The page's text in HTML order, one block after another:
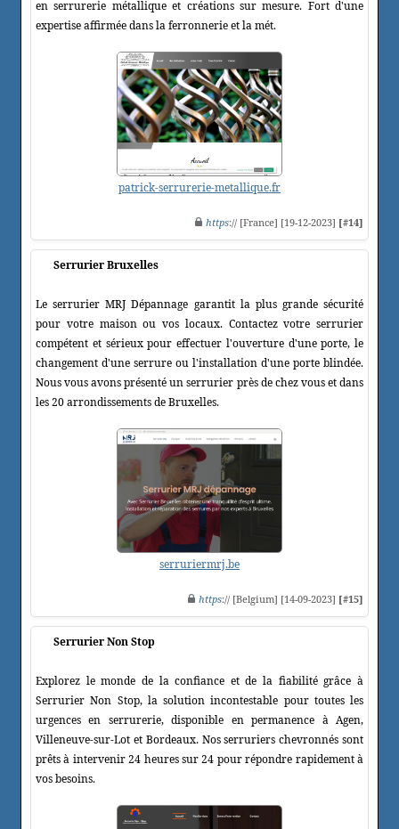
en serrurerie métallique et créations sur mesure. Fort d'une
expertise affirmée dans la ferronnerie et la mét.
patrick-serrurerie-metallique.fr
https:// [France] [19-12-2023] [#14]
Serrurier Bruxelles
Le serrurier MRJ Dépannage garantit la plus grande sécurité
pour votre maison ou vos locaux. Contactez votre serrurier
compétent et sérieux pour effectuer l'ouverture d'une porte, le
changement d'une serrure ou l'installation d'une porte blindée.
Nous vous avons présenté un serrurier près de chez vous et dans
les 20 arrondissements de Bruxelles.
serruriermrj.be
https:// [Belgium] [14-09-2023] [#15]
Serrurier Non Stop
Explorez le monde de la confiance et de la fiabilité grâce à
Serrurier Non Stop, la solution incontestable pour toutes les
urgences en serrurerie, disponible en permanence à Agen,
Villeneuve-sur-Lot et Bordeaux. Nos serruriers chevronnés sont
prêts à intervenir 24 heures sur 24 pour répondre rapidement à
vos besoins.